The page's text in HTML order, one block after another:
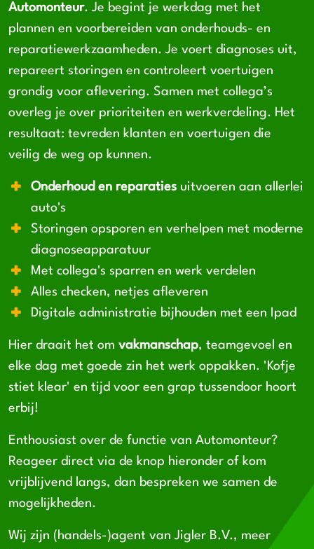
Automonteur. Je begint je werkdag met het
plannen en voorbereiden van onderhouds- en
reparatiewerkzaamheden. Je voert diagnoses uit,
repareert storingen en controleert voertuigen
grondig voor aflevering. Samen met collega’s
overleg je over prioriteiten en werkverdeling. Het
resultaat: tevreden klanten en voertuigen die
veilig de weg op kunnen.
Onderhoud en reparaties uitvoeren aan allerlei
auto's
Storingen opsporen en verhelpen met moderne
diagnoseapparatuur
Met collega's sparren en werk verdelen
Alles checken, netjes afleveren
Digitale administratie bijhouden met een Ipad
Hier draait het om vakmanschap, teamgevoel en
elke dag met goede zin het werk oppakken. 'Kofje
stiet klear' en tijd voor een grap tussendoor hoort
erbij!
Enthousiast over de functie van Automonteur?
Reageer direct via de knop hieronder of kom
vrijblijvend langs, dan bespreken we samen de
mogelijkheden.
Wij zijn (handels-)agent van Jigler B.V., meer